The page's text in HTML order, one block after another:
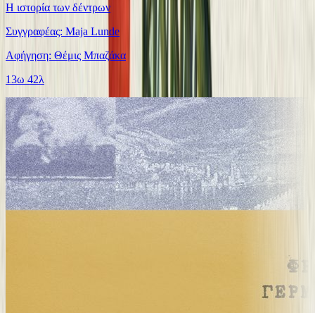
Η ιστορία των δέντρων
Συγγραφέας: Maja Lunde
Αφήγηση: Θέμις Μπαζάκα
13ω 42λ